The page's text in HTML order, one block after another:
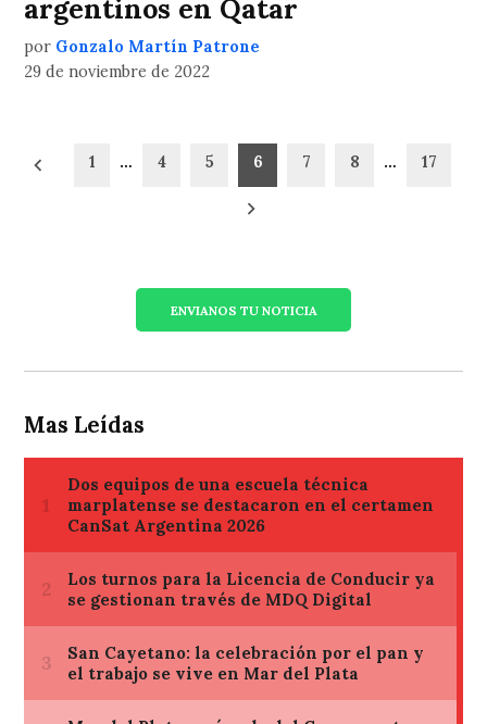
argentinos en Qatar
por Gonzalo Martín Patrone
29 de noviembre de 2022
Paginación
1 … 4 5 6 7 8 … 17
ENVIANOS TU NOTICIA
Mas Leídas